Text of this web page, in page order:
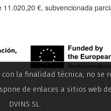
11.020,20 €, subvencionada
la finalidad técnica, no se
de enlaces a sitios web
DVINS SL.